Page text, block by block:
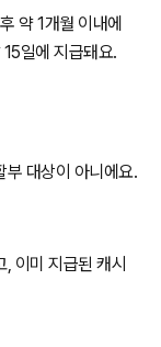
약 1개월 이내에
일에 지급돼요.
부 대상이 아니에요.
이미 지급된 캐시